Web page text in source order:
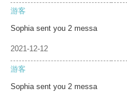
游客
Sophia sent you 2 messa
2021-12-12
游客
Sophia sent you 2 messa